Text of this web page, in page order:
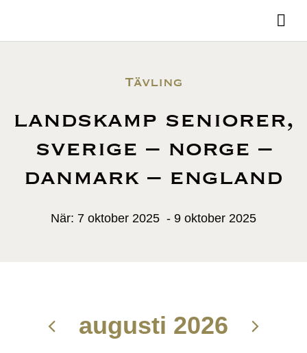
Tävling
landskamp seniorer,
sverige – norge –
danmark – england
När: 7 oktober 2025 - 9 oktober 2025
augusti 2026